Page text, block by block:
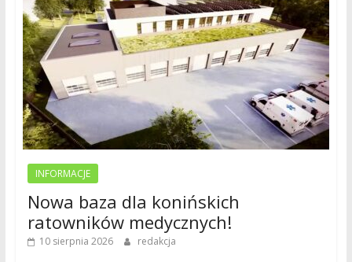
INFORMACJE
Nowa baza dla konińskich
ratowników medycznych!
10 sierpnia 2026 redakcja